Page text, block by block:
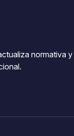
normativa y